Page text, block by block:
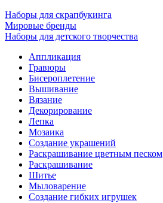
Наборы для скрапбукинга
Мировые бренды
Наборы для детского творчества
Аппликация
Гравюры
Бисероплетение
Вышивание
Вязание
Декорирование
Лепка
Мозаика
Создание украшений
Раскрашивание цветным песком
Раскрашивание
Шитье
Мыловарение
Создание гибких игрушек